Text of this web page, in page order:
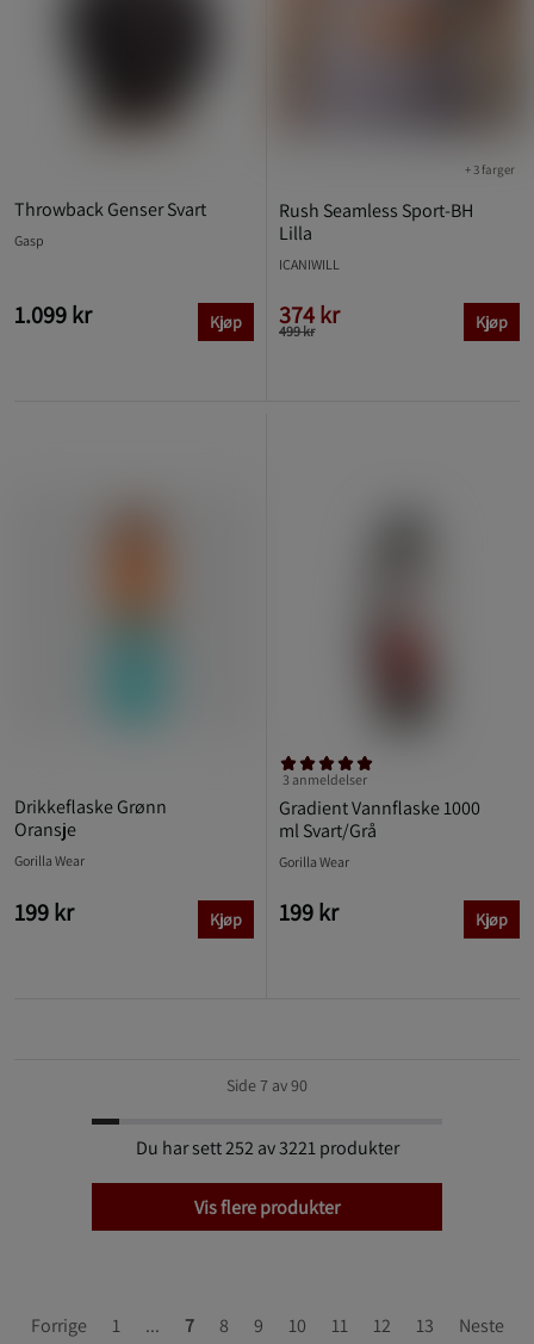
Throwback Genser Svart
Gasp
1.099 kr Kjøp
Rush Seamless Sport-BH
Lilla
+ 3 farger
ICANIWILL
374 kr
499 kr Kjøp
Drikkeflaske Grønn
Oransje
Gorilla Wear
199 kr Kjøp
Gradient Vannflaske 1000
ml Svart/Grå
3 anmeldelser
Gorilla Wear
199 kr Kjøp
Side 7 av 90
Du har sett 252 av 3221 produkter
Vis flere produkter
Forrige 1 ... 7 8 9 10 11 12 13 Neste